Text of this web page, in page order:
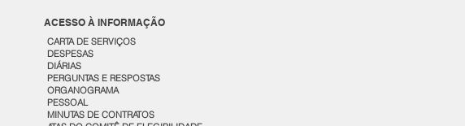
ACESSO À INFORMAÇÃO
CARTA DE SERVIÇOS
DESPESAS
DIÁRIAS
PERGUNTAS E RESPOSTAS
ORGANOGRAMA
PESSOAL
MINUTAS DE CONTRATOS